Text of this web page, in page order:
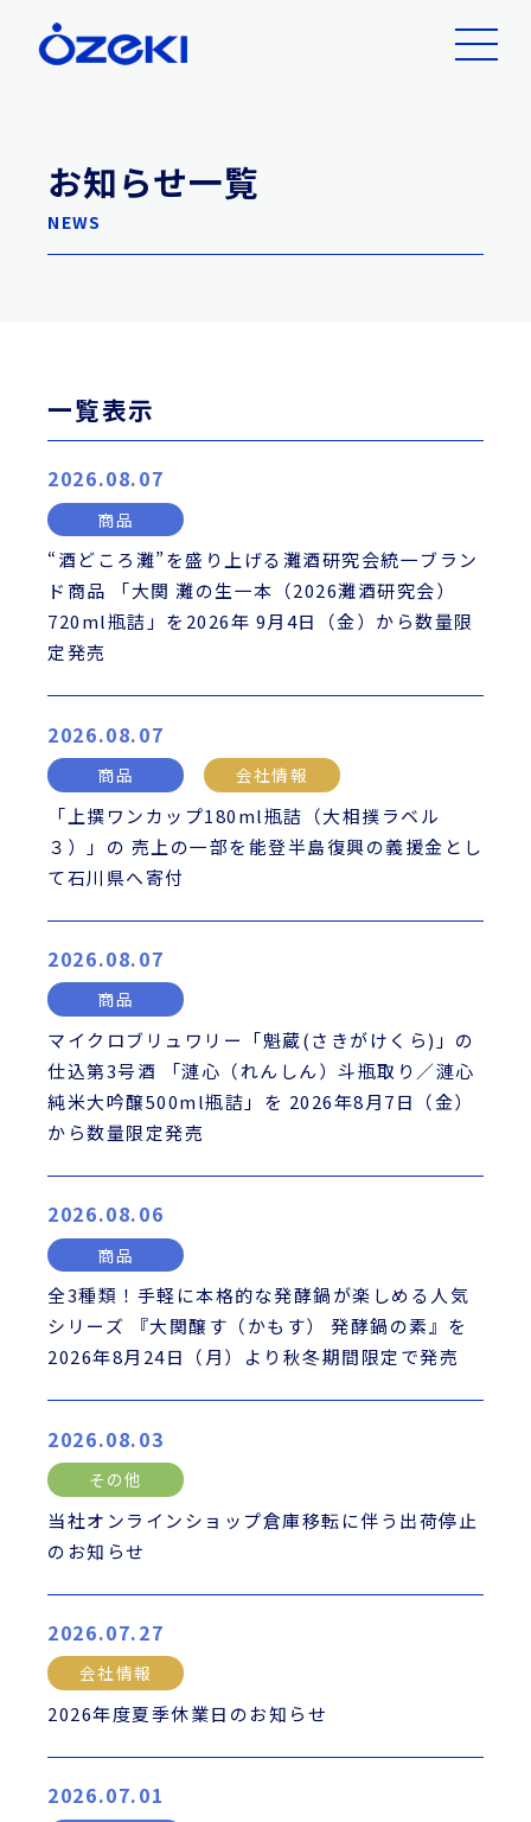
お知らせ一覧
NEWS
一覧表示
2026.08.07
商品
“酒どころ灘”を盛り上げる灘酒研究会統一ブラン
ド商品 「大関 灘の生一本（2026灘酒研究会）
720ml瓶詰」を2026年 9月4日（金）から数量限
定発売
2026.08.07
商品 会社情報
「上撰ワンカップ180ml瓶詰（大相撲ラベル
３）」の 売上の一部を能登半島復興の義援金とし
て石川県へ寄付
2026.08.07
商品
マイクロブリュワリー「魁蔵(さきがけくら)」の
仕込第3号酒 「漣心（れんしん）斗瓶取り／漣心
純米大吟醸500ml瓶詰」を 2026年8月7日（金）
から数量限定発売
2026.08.06
商品
全3種類！手軽に本格的な発酵鍋が楽しめる人気
シリーズ 『大関醸す（かもす） 発酵鍋の素』を
2026年8月24日（月）より秋冬期間限定で発売
2026.08.03
その他
当社オンラインショップ倉庫移転に伴う出荷停止
のお知らせ
2026.07.27
会社情報
2026年度夏季休業日のお知らせ
2026.07.01